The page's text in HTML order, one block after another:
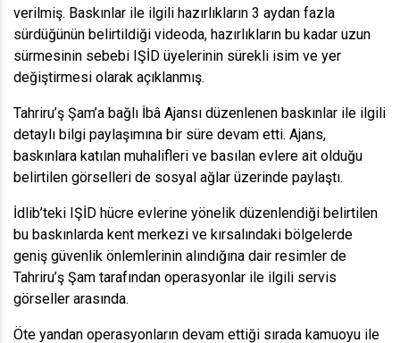
verilmiş. Baskınlar ile ilgili hazırlıkların 3 aydan fazla
sürdüğünün belirtildiği videoda, hazırlıkların bu kadar uzun
sürmesinin sebebi IŞİD üyelerinin sürekli isim ve yer
değiştirmesi olarak açıklanmış.
Tahriru’ş Şam’a bağlı İbâ Ajansı düzenlenen baskınlar ile ilgili
detaylı bilgi paylaşımına bir süre devam etti. Ajans,
baskınlara katılan muhalifleri ve basılan evlere ait olduğu
belirtilen görselleri de sosyal ağlar üzerinde paylaştı.
İdlib’teki IŞİD hücre evlerine yönelik düzenlendiği belirtilen
bu baskınlarda kent merkezi ve kırsalındaki bölgelerde
geniş güvenlik önlemlerinin alındığına dair resimler de
Tahriru’ş Şam tarafından operasyonlar ile ilgili servis
görseller arasında.
Öte yandan operasyonların devam ettiği sırada kamuoyu ile